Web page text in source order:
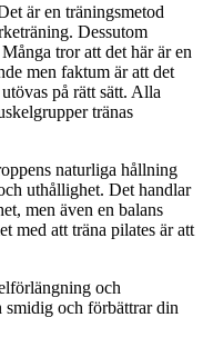
är en träningsmetod
Dessutom
tror att det här är en
men faktum är att det
på rätt sätt. Alla
tränas
naturliga hållning
uthållighet. Det handlar
men även en balans
med att träna pilates är att
och
och förbättrar din